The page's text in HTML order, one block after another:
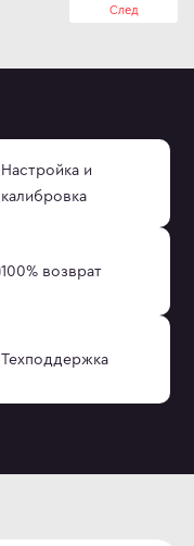
След
Настройка и
калибровка
100% возврат
Техподдержка